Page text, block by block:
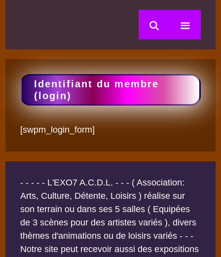
Identifiant du membre
(login)
[swpm_login_form]
- - - - - L'EXO7 A.C.D.L. - - - ( Association:
Arts, Culture, Détente, Loisirs ) réalise sur
son terrain ou dans ses 5 salles ( Equipées
de 3 scènes pour des artistes variés ), divers
thèmes d'animations ou de loisirs variés - - -
Notre site peut recevoir aussi des expositions